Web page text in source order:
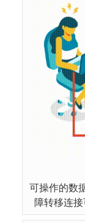
可操作的数
障转移连接